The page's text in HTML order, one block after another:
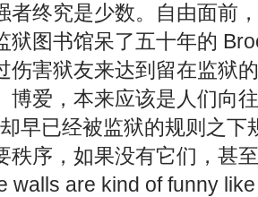
终究是少数。自由面前，
狱图书馆呆了五十年的
伤害狱友来达到留在监狱
博爱，本来应该是人们向
早已经被监狱的规则之下
秩序，如果没有它们，甚
are kind of funny like